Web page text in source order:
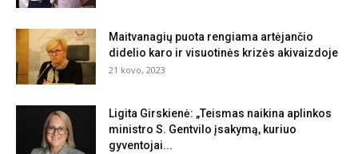
Maitvanagių puota rengiama artėjančio
didelio karo ir visuotinės krizės akivaizdoje
21 kovo, 2023
Ligita Girskienė: „Teismas naikina aplinkos
ministro S. Gentvilo įsakymą, kuriuo
gyventojai...